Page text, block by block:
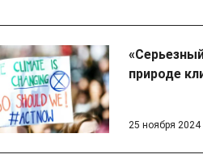
природе
25 ноября 2024